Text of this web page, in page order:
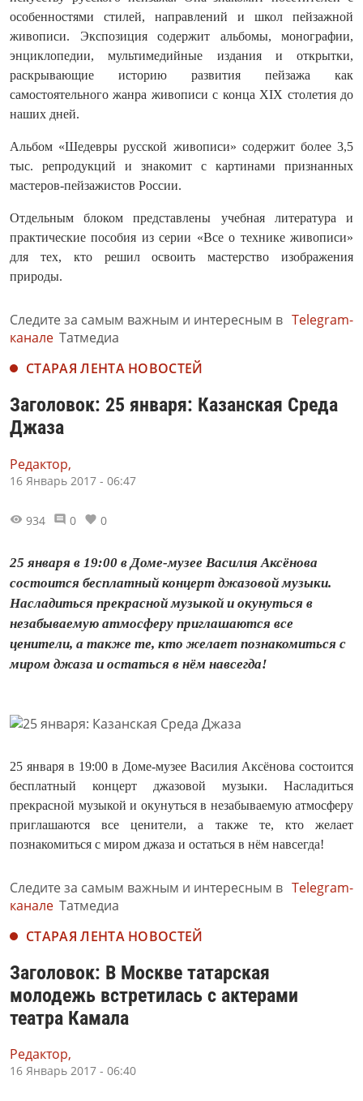
особенностями стилей, направлений и школ пейзажной
живописи. Экспозиция содержит альбомы, монографии,
энциклопедии, мультимедийные издания и открытки,
раскрывающие историю развития пейзажа как
самостоятельного жанра живописи с конца XIX столетия до
наших дней.
Альбом «Шедевры русской живописи» содержит более 3,5
тыс. репродукций и знакомит с картинами признанных
мастеров-пейзажистов России.
Отдельным блоком представлены учебная литература и
практические пособия из серии «Все о технике живописи»
для тех, кто решил освоить мастерство изображения
природы.
Следите за самым важным и интересным в Telegram-
канале Татмедиа
СТАРАЯ ЛЕНТА НОВОСТЕЙ
Заголовок: 25 января: Казанская Среда
Джаза
Редактор,
16 Январь 2017 - 06:47
934 0 0
25 января в 19:00 в Доме-музее Василия Аксёнова
состоится бесплатный концерт джазовой музыки.
Насладиться прекрасной музыкой и окунуться в
незабываемую атмосферу приглашаются все
ценители, а также те, кто желает познакомиться с
миром джаза и остаться в нём навсегда!
25 января в 19:00 в Доме-музее Василия Аксёнова состоится
бесплатный концерт джазовой музыки. Насладиться
прекрасной музыкой и окунуться в незабываемую атмосферу
приглашаются все ценители, а также те, кто желает
познакомиться с миром джаза и остаться в нём навсегда!
Следите за самым важным и интересным в Telegram-
канале Татмедиа
СТАРАЯ ЛЕНТА НОВОСТЕЙ
Заголовок: В Москве татарская
молодежь встретилась с актерами
театра Камала
Редактор,
16 Январь 2017 - 06:40